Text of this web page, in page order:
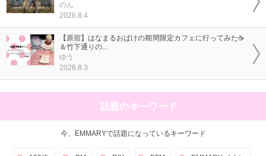
のん
2026.8.4
【原宿】はなまるおばけの期間限定カフェに行ってみた☕
＆竹下通りの...
ゆう
2026.8.3
話題のキーワード
今、EMMARYで話題になっているキーワード